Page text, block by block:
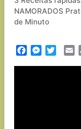
NAMORADOS
de Minuto
FacebookMessenger